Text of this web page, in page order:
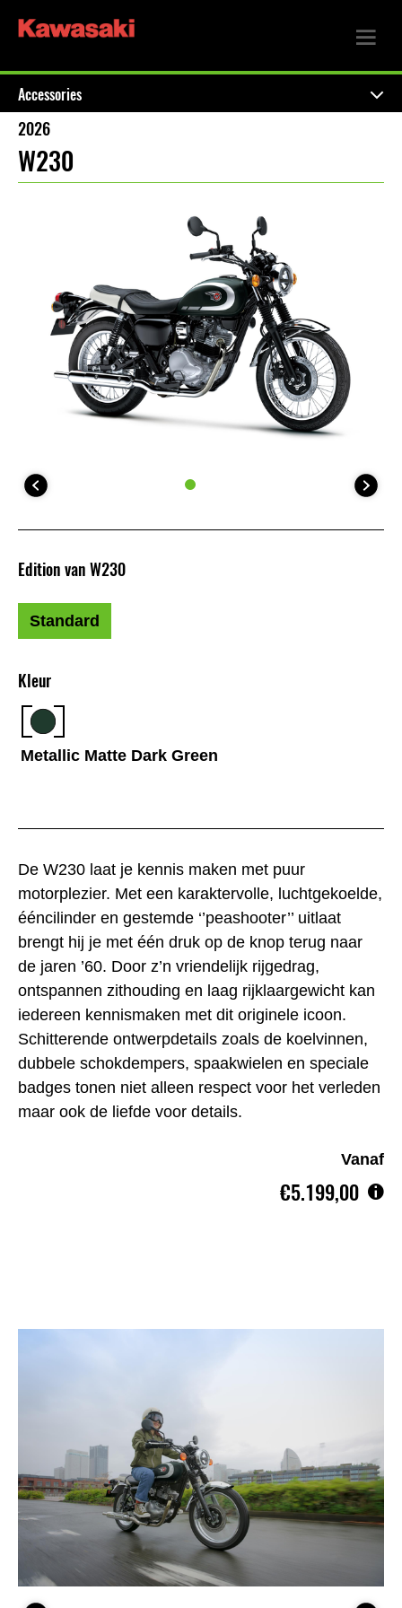
Accessories
2026
W230
De W230 laat je kennis maken met puur
motorplezier. Met een karaktervolle, luchtgekoelde,
ééncilinder en gestemde ‘’peashooter’’ uitlaat
brengt hij je met één druk op de knop terug naar
de jaren ’60. Door z’n vriendelijk rijgedrag,
ontspannen zithouding en laag rijklaargewicht kan
iedereen kennismaken met dit originele icoon.
Schitterende ontwerpdetails zoals de koelvinnen,
dubbele schokdempers, spaakwielen en speciale
badges tonen niet alleen respect voor het verleden
maar ook de liefde voor details.
Vanaf
€5.199,00
Kleur
Metallic Matte Dark Green
Edition van W230
Standard